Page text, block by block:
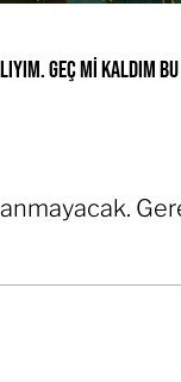
Geç mi kaldım